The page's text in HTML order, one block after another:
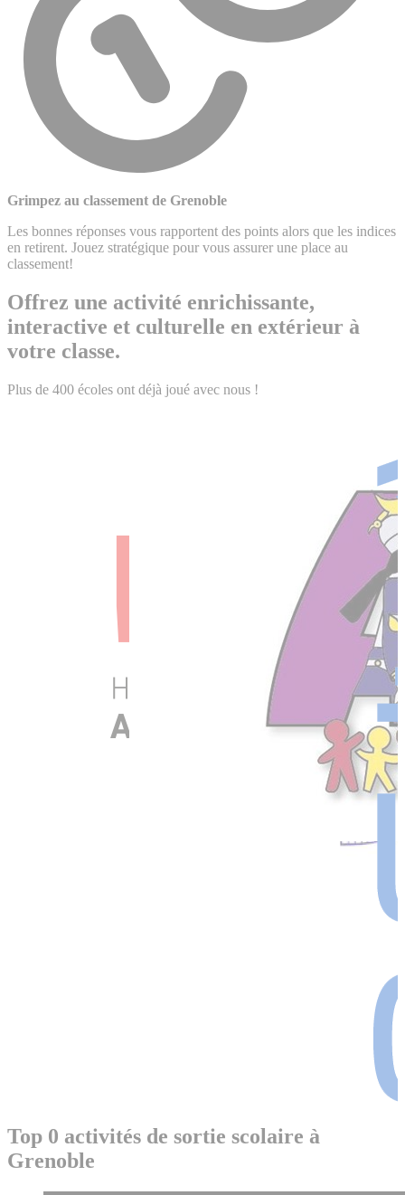
Grimpez au classement de Grenoble
Les bonnes réponses vous rapportent des points alors que les indices
en retirent. Jouez stratégique pour vous assurer une place au
classement!
Offrez une activité enrichissante,
interactive et culturelle en extérieur à
votre classe.
Plus de 400 écoles ont déjà joué avec nous !
Top 0 activités de sortie scolaire à
Grenoble